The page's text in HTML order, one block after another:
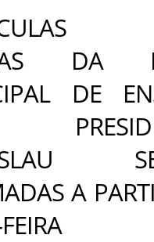
DA
DE
A